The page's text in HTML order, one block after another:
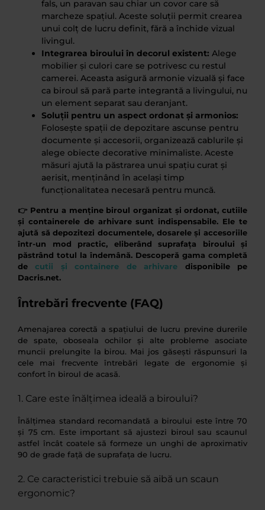
fals, un paravan sau chiar un covor care să
marcheze spațiul. Aceste soluții permit crearea
unui colț de lucru definit, fără a închide vizual
livingul.
Integrarea biroului în decorul existent: Alege
mobilier și culori care se potrivesc cu restul
camerei. Aceasta asigură armonie vizuală și face
ca biroul să pară parte integrantă a livingului, nu
un element separat sau deranjant.
Soluții pentru un aspect ordonat și armonios:
Folosește spații de depozitare ascunse pentru
documente și accesorii, organizează cablurile și
alege obiecte decorative minimaliste. Aceste
măsuri ajută la păstrarea unui spațiu curat și
aerisit, menținând în același timp
funcționalitatea necesară pentru muncă.
👉 Pentru a menține biroul organizat și ordonat, cutiile
și containerele de arhivare sunt indispensabile. Ele te
ajută să depozitezi documentele, dosarele și accesoriile
într-un mod practic, eliberând suprafața biroului și
păstrând totul la îndemână. Descoperă gama completă
decutii și containere de arhivare disponibile pe
Dacris.net.
Întrebări frecvente (FAQ)
Amenajarea corectă a spațiului de lucru previne durerile
de spate, oboseala ochilor și alte probleme asociate
muncii prelungite la birou. Mai jos găsești răspunsuri la
cele mai frecvente întrebări legate de ergonomie și
confort în biroul de acasă.
1. Care este înălțimea ideală a biroului?
Înălțimea standard recomandată a biroului este între 70
și 75 cm. Este important să ajustezi biroul sau scaunul
astfel încât coatele să formeze un unghi de aproximativ
90 de grade față de suprafața de lucru.
2. Ce caracteristici trebuie să aibă un scaun
ergonomic?